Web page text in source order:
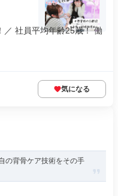
／ 社員平均年齢25歳！ 働
気になる
の背骨ケア技術をその手